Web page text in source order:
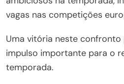
vagas nas competições
Uma vitória neste
impulso importante para o
temporada.